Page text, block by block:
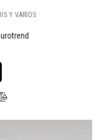
Y VARIOS